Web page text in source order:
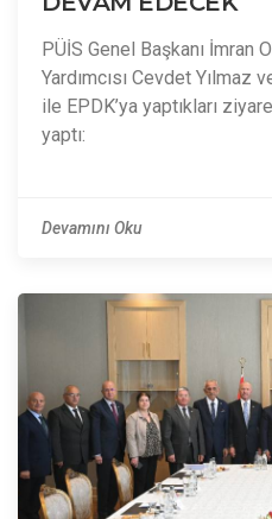
PÜİS Genel Başkanı İmran
Yardımcısı Cevdet Yılmaz
ile EPDK’ya yaptıkları
yaptı:
Devamını Oku